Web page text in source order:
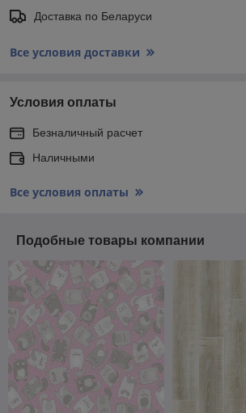
Доставка по Беларуси
Все условия доставки
Условия оплаты
Безналичный расчет
Наличными
Все условия оплаты
Подобные товары компании